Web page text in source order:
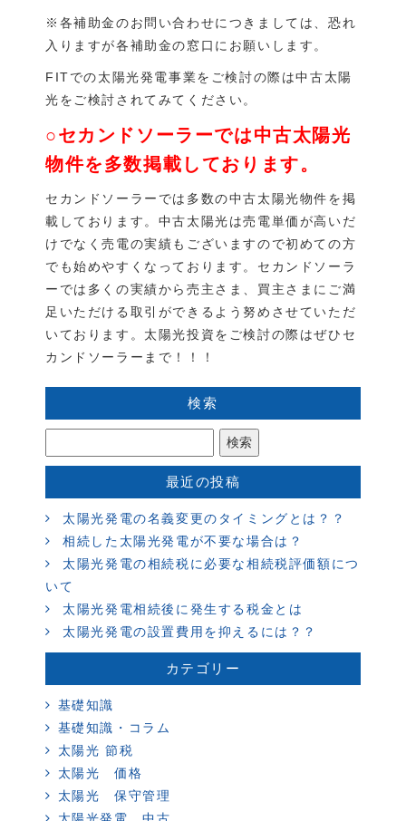
※各補助金のお問い合わせにつきましては、恐れ
入りますが各補助金の窓口にお願いします。
FITでの太陽光発電事業をご検討の際は中古太陽
光をご検討されてみてください。
○セカンドソーラーでは中古太陽光
物件を多数掲載しております。
セカンドソーラーでは多数の中古太陽光物件を掲
載しております。中古太陽光は売電単価が高いだ
けでなく売電の実績もございますので初めての方
でも始めやすくなっております。セカンドソーラ
ーでは多くの実績から売主さま、買主さまにご満
足いただける取引ができるよう努めさせていただ
いております。太陽光投資をご検討の際はぜひセ
カンドソーラーまで！！！
検索
最近の投稿
太陽光発電の名義変更のタイミングとは？？
相続した太陽光発電が不要な場合は？
太陽光発電の相続税に必要な相続税評価額につ
いて
太陽光発電相続後に発生する税金とは
太陽光発電の設置費用を抑えるには？？
カテゴリー
基礎知識
基礎知識・コラム
太陽光 節税
太陽光 価格
太陽光 保守管理